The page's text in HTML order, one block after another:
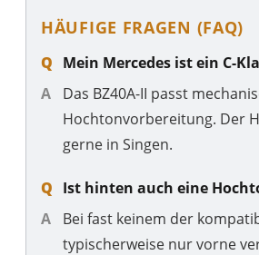
HÄUFIGE FRAGEN (FAQ)
Mein Mercedes ist ein C-
Das BZ40A-II passt
Hochtonvorbereitung. Der
gerne in Singen.
Ist hinten auch eine
Bei fast keinem der
typischerweise nur vorne